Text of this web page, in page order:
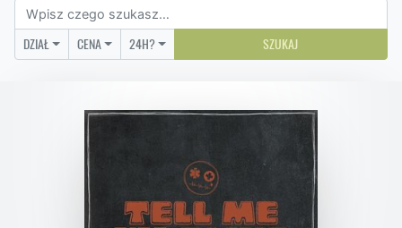
DZIAŁ CENA 24H? SZUKAJ